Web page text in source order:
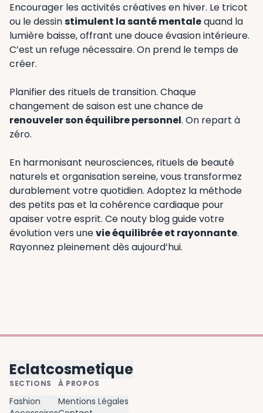
Encourager les activités créatives en hiver. Le tricot
ou le dessinstimulent la santé mentalequand la
lumière baisse, offrant une douce évasion intérieure.
C’est un refuge nécessaire. On prend le temps de
créer.
Planifier des rituels de transition. Chaque
changement de saison est une chance de
renouveler son équilibre personnel. On repart à
zéro.
En harmonisant neurosciences, rituels de beauté
naturels et organisation sereine, vous transformez
durablement votre quotidien. Adoptez la méthode
des petits pas et la cohérence cardiaque pour
apaiser votre esprit. Ce nouty blog guide votre
évolution vers unevie équilibrée et rayonnante.
Rayonnez pleinement dès aujourd’hui.
Eclatcosmetique
SECTIONS
Fashion
À PROPOS
Mentions Légales